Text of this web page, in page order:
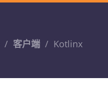
客户端
Kotlinx